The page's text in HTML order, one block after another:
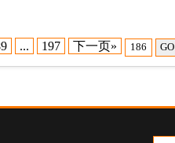
... 197 下一页» GO